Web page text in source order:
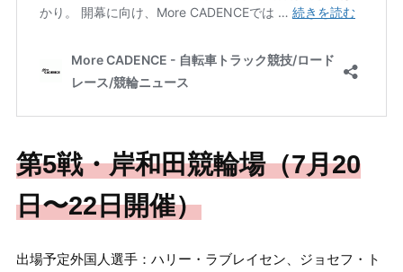
第5戦・岸和田競輪場（7月20
日〜22日開催）
出場予定外国人選手：ハリー・ラブレイセン、ジョセフ・ト